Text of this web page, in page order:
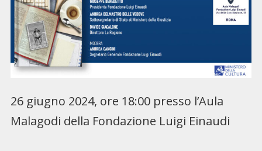
26 giugno 2024, ore 18:00 presso l’Aula
Malagodi della Fondazione Luigi Einaudi